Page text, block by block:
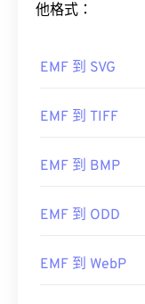
Adobe Illustrator
其他可嘗試的檢
首次發布： 1992
他格式：
EMF 到 SVG
EMF 到 TIFF
EMF 到 BMP
EMF 到 ODD
EMF 到 WebP